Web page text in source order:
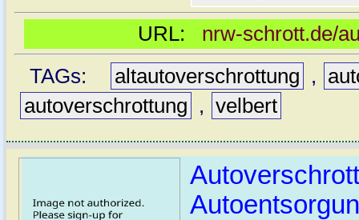
URL: nrw-schrott.de/
TAGs:
altautoverschrottung ,
autoverschrottung
, velbert